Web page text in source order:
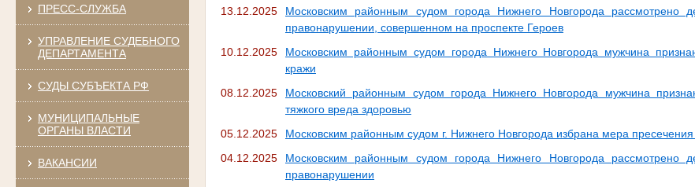
ПРЕСС-СЛУЖБА
УПРАВЛЕНИЕ СУДЕБНОГО
ДЕПАРТАМЕНТА
СУДЫ СУБЪЕКТА РФ
МУНИЦИПАЛЬНЫЕ
ОРГАНЫ ВЛАСТИ
ВАКАНСИИ
13.12.2025
Московским районным судом города Нижнего Новгорода рассмотрено
правонарушении, совершенном на проспекте Героев
10.12.2025
Московским районным судом города Нижнего Новгорода мужчина
кражи
08.12.2025
Московский районным судом города Нижнего Новгорода мужчина
тяжкого вреда здоровью
05.12.2025
Московским районным судом г. Нижнего Новгорода избрана мера
04.12.2025
Московским районным судом города Нижнего Новгорода рассмотрено
правонарушении